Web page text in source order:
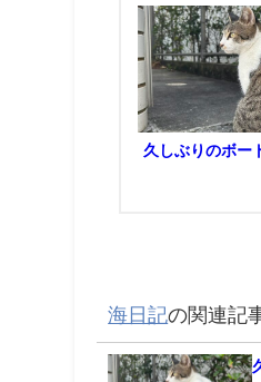
久しぶりのボー
海日記の関連記